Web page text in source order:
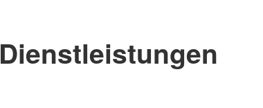
Dienstleistungen